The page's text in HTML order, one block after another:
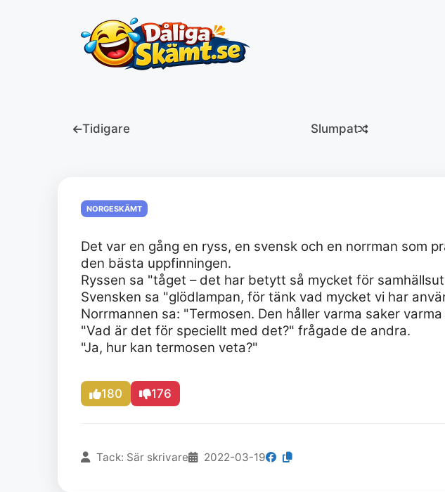
Tidigare Slumpat
NORGESKÄMT
Det var en gång en ryss, en svensk och en norrman som
den bästa uppfinningen.
Ryssen sa "tåget – det har betytt så mycket för
Svensken sa "glödlampan, för tänk vad mycket vi har
Norrmannen sa: "Termosen. Den håller varma saker
"Vad är det för speciellt med det?" frågade de andra.
"Ja, hur kan termosen veta?"
180 176
Tack: Sär skrivare 2022-03-19